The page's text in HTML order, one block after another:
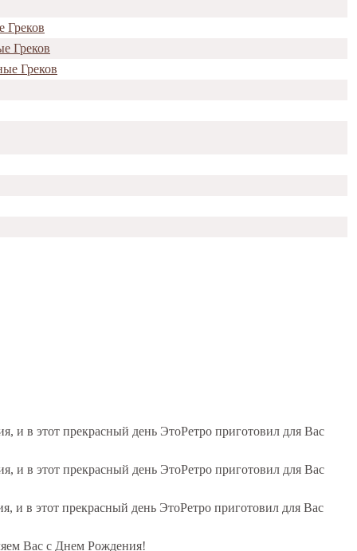
Греков
Греков
Греков
в этот прекрасный день ЭтоРетро приготовил для Вас
в этот прекрасный день ЭтоРетро приготовил для Вас
в этот прекрасный день ЭтоРетро приготовил для Вас
Вас с Днем Рождения!